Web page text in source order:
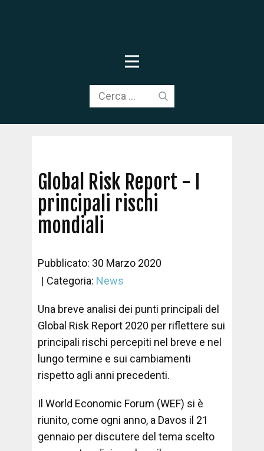
Global Risk Report - I
principali rischi
mondiali
Pubblicato: 30 Marzo 2020
Categoria: News
Una breve analisi dei punti principali del
Global Risk Report 2020 per riflettere sui
principali rischi percepiti nel breve e nel
lungo termine e sui cambiamenti
rispetto agli anni precedenti.
Il World Economic Forum (WEF) si è
riunito, come ogni anno, a Davos il 21
gennaio per discutere del tema scelto